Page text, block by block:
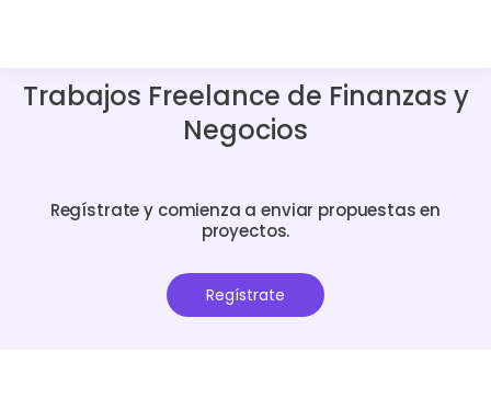
Trabajos Freelance de Finanzas y
Negocios
Regístrate y comienza a enviar propuestas en
proyectos.
Regístrate